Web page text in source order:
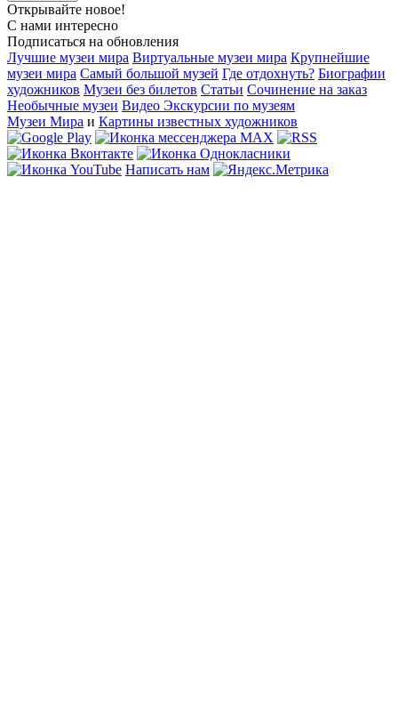
Открывайте новое!
С нами интересно
Подписаться на обновления
Лучшие музеи мира Виртуальные музеи мира Крупнейшие
музеи мира Самый большой музей Где отдохнуть? Биографии
художников Музеи без билетов Статьи Сочинение на заказ
Необычные музеи Видео Экскурсии по музеям
Музеи Мира и Картины известных художников
Написать нам